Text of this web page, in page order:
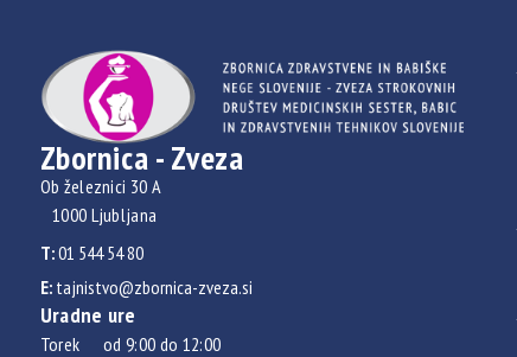
Zbornica - Zveza
Ob železnici 30 A
1000 Ljubljana
T:01 544 54 80
E:tajnistvo@zbornica-zveza.si
Uradne ure
Torek od 9:00 do 12:00